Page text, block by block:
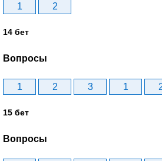
1
2
14 бет
Вопросы
1 2 3 1
15 бет
Вопросы